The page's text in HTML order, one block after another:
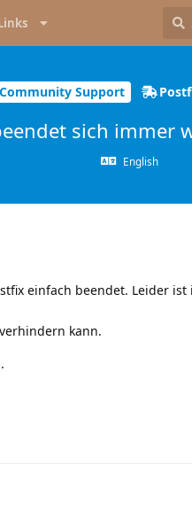
Community Support
sich immer
English
einfach beendet. Leider
kann.